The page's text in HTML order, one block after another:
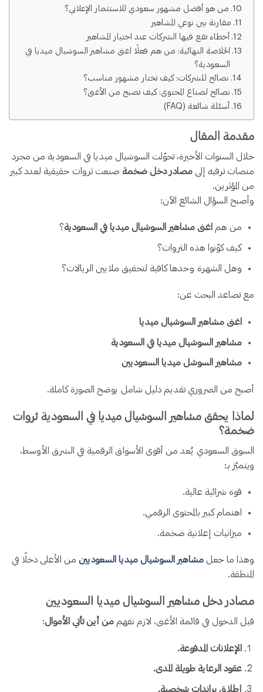
من هو أفضل مشهور سعودي للاستثمار الإعلاني؟
مقارنة بين نوعي المشاهير
أخطاء تقع فيها الشركات عند اختيار المشاهير
الخلاصة النهائية: من هم فعلًا اغنى مشاهير السوشيال ميديا في
السعودية؟
نصائح للشركات: كيف تختار مشهور مناسب؟
نصائح لصناع المحتوى: كيف تصبح من الأغنى؟
أسئلة شائعة (FAQ)
مقدمة المقال
خلال السنوات الأخيرة، تحوّلت السوشيال ميديا في السعودية من مجرد
منصات ترفيه إلى مصادر دخل ضخمة صنعت ثروات حقيقية لعدد كبير
من المؤثرين.
وأصبح السؤال الشائع الآن:
من هم اغنى مشاهير السوشيال ميديا في السعودية؟
كيف كوّنوا هذه الثروات؟
وهل الشهرة وحدها كافية لتحقيق ملايين الريالات؟
مع تصاعد البحث عن:
اغنى مشاهير السوشيال ميديا
مشاهير السوشيال ميديا في السعودية
مشاهير السوشل ميديا السعوديين
أصبح من الضروري تقديم دليل شامل يوضح الصورة كاملة.
لماذا يحقق مشاهير السوشيال ميديا في السعودية ثروات
ضخمة؟
السوق السعودي يُعد من أقوى الأسواق الرقمية في الشرق الأوسط،
ويتميّز بـ:
قوة شرائية عالية.
اهتمام كبير بالمحتوى الرقمي.
ميزانيات إعلانية ضخمة.
وهذا ما جعل مشاهير السوشيال ميديا السعوديين من الأعلى دخلًا في
المنطقة.
مصادر دخل مشاهير السوشيال ميديا السعوديين
قبل الدخول في قائمة الأغنى، لازم نفهم من أين تأتي الأموال:
الإعلانات المدفوعة.
عقود الرعاية طويلة المدى.
إطلاق براندات شخصية.